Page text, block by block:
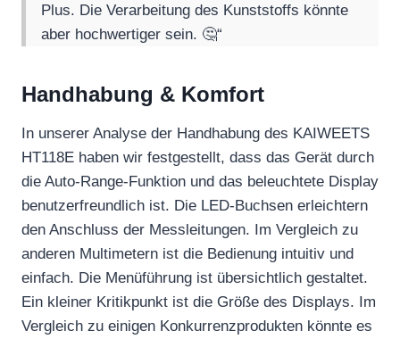
Plus. Die Verarbeitung des Kunststoffs könnte
aber hochwertiger sein. 🤔“
Handhabung & Komfort
In unserer Analyse der Handhabung des KAIWEETS
HT118E haben wir festgestellt, dass das Gerät durch
die Auto-Range-Funktion und das beleuchtete Display
benutzerfreundlich ist. Die LED-Buchsen erleichtern
den Anschluss der Messleitungen. Im Vergleich zu
anderen Multimetern ist die Bedienung intuitiv und
einfach. Die Menüführung ist übersichtlich gestaltet.
Ein kleiner Kritikpunkt ist die Größe des Displays. Im
Vergleich zu einigen Konkurrenzprodukten könnte es